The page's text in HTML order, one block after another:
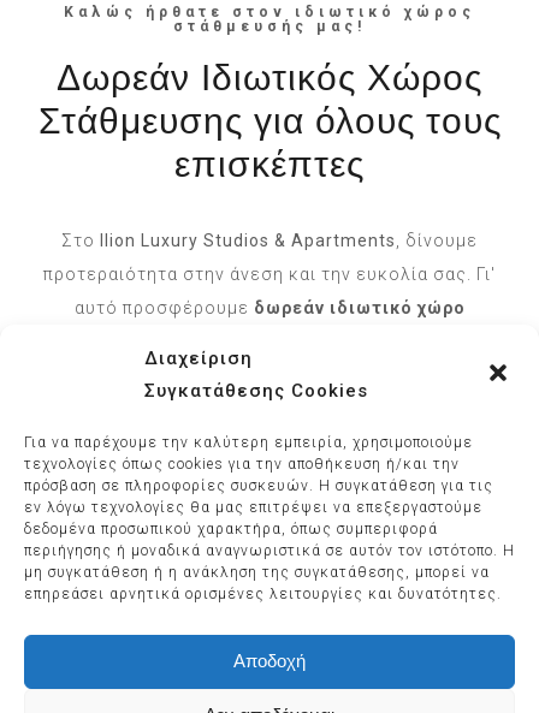
Διαχείριση
Συγκατάθεσης Cookies
Για να παρέχουμε την καλύτερη εμπειρία, χρησιμοποιούμε
τεχνολογίες όπως cookies για την αποθήκευση ή/και την
πρόσβαση σε πληροφορίες συσκευών. Η συγκατάθεση για τις
εν λόγω τεχνολογίες θα μας επιτρέψει να επεξεργαστούμε
δεδομένα προσωπικού χαρακτήρα, όπως συμπεριφορά
περιήγησης ή μοναδικά αναγνωριστικά σε αυτόν τον ιστότοπο. Η
μη συγκατάθεση ή η ανάκληση της συγκατάθεσης, μπορεί να
επηρεάσει αρνητικά ορισμένες λειτουργίες και δυνατότητες.
Αποδοχή
Καλώς ήρθατε στον ιδιωτικό χώρος
στάθμευσής μας!
Δωρεάν Ιδιωτικός Χώρος
Στάθμευσης για όλους τους
επισκέπτες
Στο Ilion Luxury Studios & Apartments
, δίνουμε
προτεραιότητα στην άνεση και την ευκολία σας. Γι'
αυτό προσφέρουμε δωρεάν ιδιωτικό χώρο
περιοχές ή τοπικά αξιοθέατα, είτε απλώς να
χαλαρώσετε τις υπέροχες παραλίες, το δωρεάν
ιδιωτικό μας πάρκινγκ διασφαλίζει ότι το όχημά σας
θα είναι πάντα ασφαλής και προσβάσιμο.